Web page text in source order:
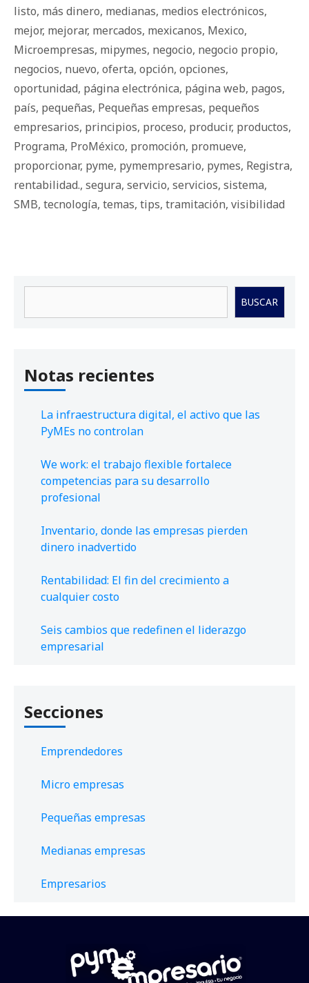
listo, más dinero, medianas, medios electrónicos,
mejor, mejorar, mercados, mexicanos, Mexico,
Microempresas, mipymes, negocio, negocio propio,
negocios, nuevo, oferta, opción, opciones,
oportunidad, página electrónica, página web, pagos,
país, pequeñas, Pequeñas empresas, pequeños
empresarios, principios, proceso, producir, productos,
Programa, ProMéxico, promoción, promueve,
proporcionar, pyme, pymempresario, pymes, Registra,
rentabilidad., segura, servicio, servicios, sistema,
SMB, tecnología, temas, tips, tramitación, visibilidad
BUSCAR
Notas recientes
La infraestructura digital, el activo que las
PyMEs no controlan
We work: el trabajo flexible fortalece
competencias para su desarrollo
profesional
Inventario, donde las empresas pierden
dinero inadvertido
Rentabilidad: El fin del crecimiento a
cualquier costo
Seis cambios que redefinen el liderazgo
empresarial
Secciones
Emprendedores
Micro empresas
Pequeñas empresas
Medianas empresas
Empresarios